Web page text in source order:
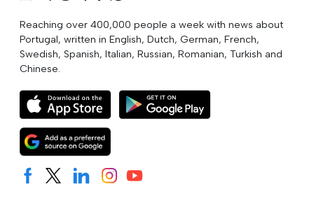
Reaching over 400,000 people a week with news about
Portugal, written in English, Dutch, German, French,
Swedish, Spanish, Italian, Russian, Romanian, Turkish and
Chinese.